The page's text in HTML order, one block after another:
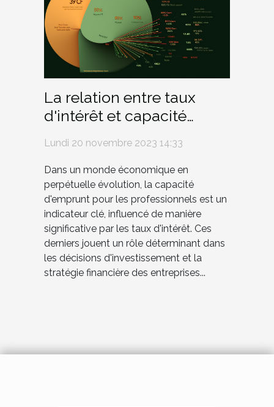
La relation entre taux
d'intérêt et capacité
d'emprunt pour les
professionnels
Lundi 20 novembre 2023 14:33
Dans un monde économique en
perpétuelle évolution, la capacité
d'emprunt pour les professionnels est un
indicateur clé, influencé de manière
significative par les taux d'intérêt. Ces
derniers jouent un rôle déterminant dans
les décisions d'investissement et la
stratégie financière des entreprises...